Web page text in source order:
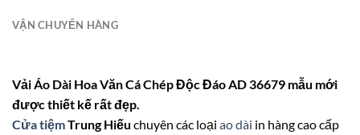
VẬN CHUYỂN HÀNG
Vải Áo Dài Hoa Văn Cá Chép Độc Đáo AD 36679 mẫu mới
được thiết kế rất đẹp.
Cửa tiệmTrung Hiếu chuyên các loại ao dài in hàng cao cấp